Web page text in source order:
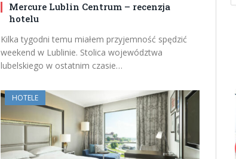
Mercure Lublin Centrum – recenzja
hotelu
Kilka tygodni temu miałem przyjemność spędzić
weekend w Lublinie. Stolica województwa
lubelskiego w ostatnim czasie…
HOTELE